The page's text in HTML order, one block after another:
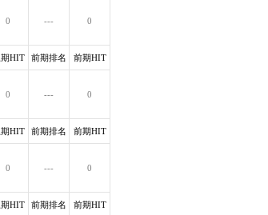
0 --- 0
期HIT 前期排名 前期HIT
0 --- 0
期HIT 前期排名 前期HIT
0 --- 0
期HIT 前期排名 前期HIT